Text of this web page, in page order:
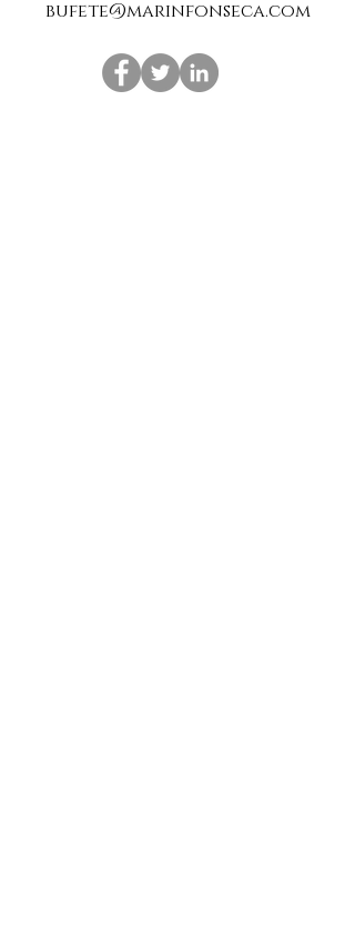
bufete@marinfonseca.com